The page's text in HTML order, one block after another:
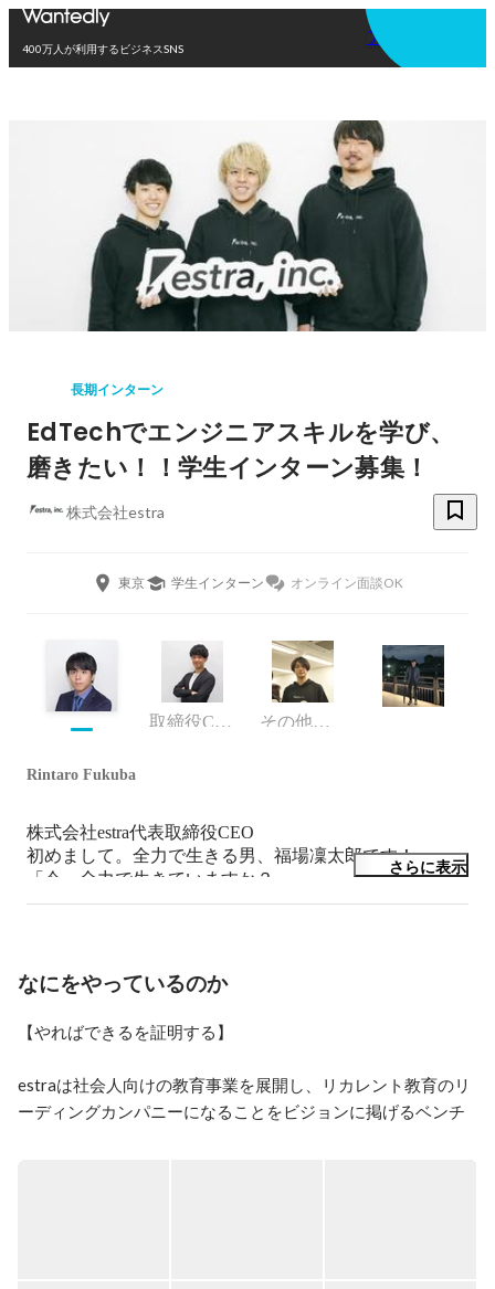
400万人が利用するビジネスSNS
アプリを使う
長期インターン
EdTechでエンジニアスキルを学び、
磨きたい！！学生インターン募集！
株式会社estra
東京 学生インターン オンライン面談OK
取締役COO その他エンジニア
Rintaro Fukuba
株式会社estra代表取締役CEO
初めまして。全力で生きる男、福場凜太郎です！
「今、全力で生きていますか？」
そう聞かれたら100% 「はい」と答えられますか？
成長意欲の高い新たな仲間をお待ちしております！
さらに表示
なにをやっているのか
【やればできるを証明する】
estraは社会人向けの教育事業を展開し、リカレント教育のリ
ーディングカンパニーになることをビジョンに掲げるベンチ